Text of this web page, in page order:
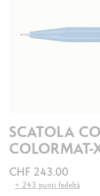
SCATOLA
COLORMAT-
CHF 243.00
+ 243 punti fedeltà